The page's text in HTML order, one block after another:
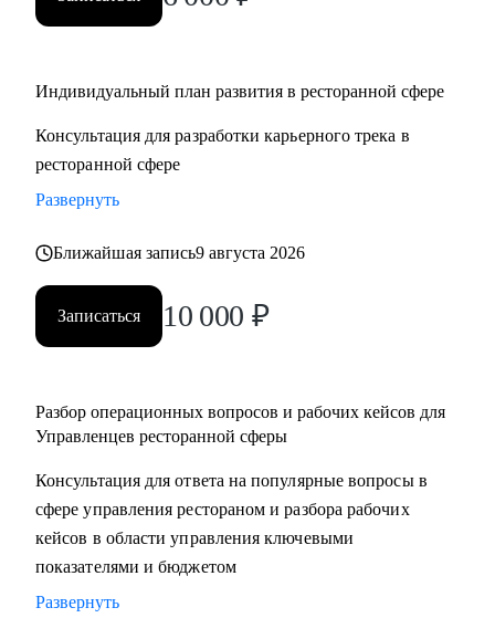
• Управляющим, Директорам и менеджерам ресторанов
Индивидуальный план развития в ресторанной сфере
Консультация для разработки карьерного трека в
ресторанной сфере
Развернуть
Ближайшая запись9 августа 2026
Записаться 10 000 ₽
Разбор операционных вопросов и рабочих кейсов для
Управленцев ресторанной сферы
Консультация для ответа на популярные вопросы в
сфере управления рестораном и разбора рабочих
кейсов в области управления ключевыми
показателями и бюджетом
Развернуть